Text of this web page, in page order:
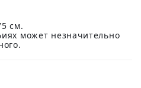
см.
может незначительно